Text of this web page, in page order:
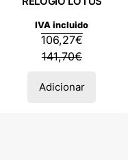
141,70€
106,27€
IVA incluido
Adicionar